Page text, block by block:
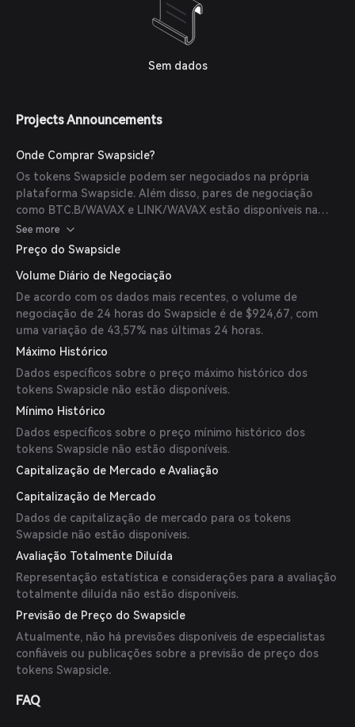
Sem dados
Projects Announcements
Onde Comprar Swapsicle?
Os tokens Swapsicle podem ser negociados na própria
plataforma Swapsicle. Além disso, pares de negociação
como BTC.B/WAVAX e LINK/WAVAX estão disponíveis na
plataforma.
See more
Preço do Swapsicle
Volume Diário de Negociação
De acordo com os dados mais recentes, o volume de
negociação de 24 horas do Swapsicle é de $924,67, com
uma variação de 43,57% nas últimas 24 horas.
Máximo Histórico
Dados específicos sobre o preço máximo histórico dos
tokens Swapsicle não estão disponíveis.
Mínimo Histórico
Dados específicos sobre o preço mínimo histórico dos
tokens Swapsicle não estão disponíveis.
Capitalização de Mercado e Avaliação
Capitalização de Mercado
Dados de capitalização de mercado para os tokens
Swapsicle não estão disponíveis.
Avaliação Totalmente Diluída
Representação estatística e considerações para a avaliação
totalmente diluída não estão disponíveis.
Previsão de Preço do Swapsicle
Atualmente, não há previsões disponíveis de especialistas
confiáveis ou publicações sobre a previsão de preço dos
tokens Swapsicle.
FAQ